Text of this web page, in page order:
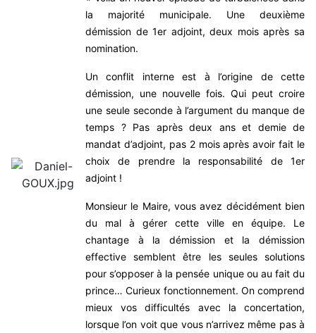
la majorité municipale. Une deuxième
démission de 1er adjoint, deux mois après sa
nomination.
Un conflit interne est à l’origine de cette
démission, une nouvelle fois. Qui peut croire
une seule seconde à l’argument du manque de
temps ? Pas après deux ans et demie de
mandat d’adjoint, pas 2 mois après avoir fait le
choix de prendre la responsabilité de 1er
adjoint !
Monsieur le Maire, vous avez décidément bien
du mal à gérer cette ville en équipe. Le
chantage à la démission et la démission
effective semblent être les seules solutions
pour s’opposer à la pensée unique ou au fait du
prince… Curieux fonctionnement. On comprend
mieux vos difficultés avec la concertation,
lorsque l’on voit que vous n’arrivez même pas à